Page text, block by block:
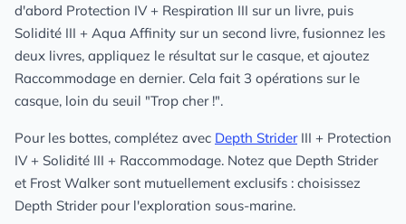
d'abord Protection IV + Respiration III sur un livre, puis
Solidité III + Aqua Affinity sur un second livre, fusionnez les
deux livres, appliquez le résultat sur le casque, et ajoutez
Raccommodage en dernier. Cela fait 3 opérations sur le
casque, loin du seuil "Trop cher !".
Pour les bottes, complétez avec Depth StriderIII + Protection
IV + Solidité III + Raccommodage. Notez que Depth Strider
et Frost Walker sont mutuellement exclusifs : choisissez
Depth Strider pour l'exploration sous-marine.